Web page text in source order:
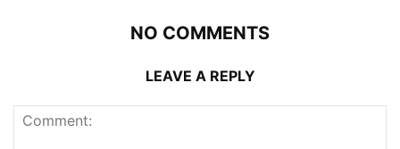
NO COMMENTS
LEAVE A REPLY